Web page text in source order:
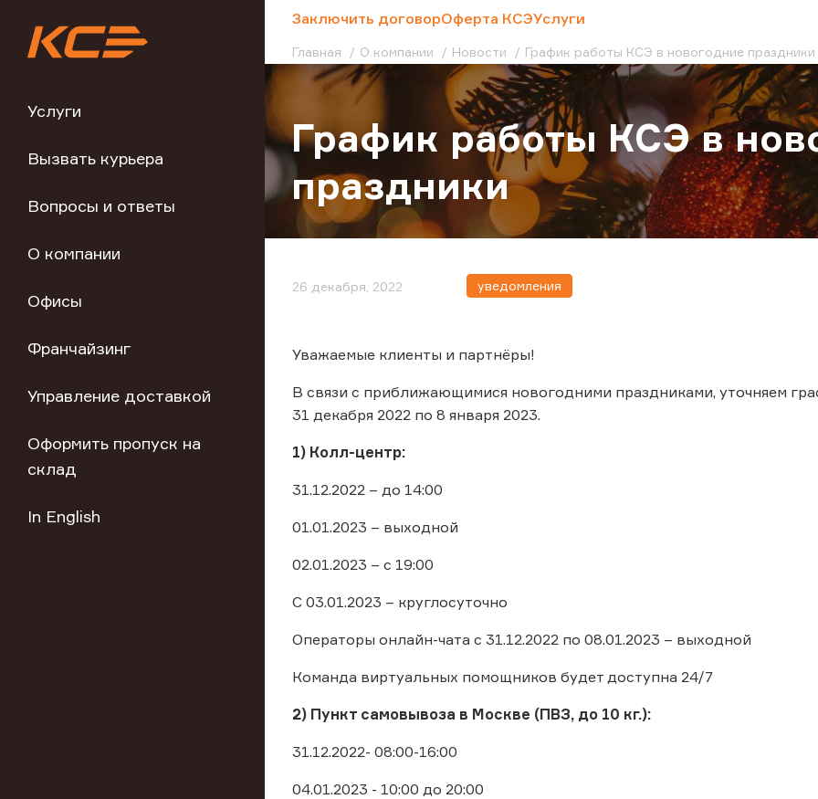
Услуги
Вызвать курьера
Вопросы и ответы
О компании
Офисы
Франчайзинг
Управление доставкой
Оформить пропуск на
склад
In English
Заключить договорОферта КСЭУслуги
Главная О компании Новости График работы КСЭ в новогодние праздники
График работы КСЭ в
праздники
26 декабря, 2022 уведомления
Уважаемые клиенты и партнёры!
В связи с приближающимися новогодними праздниками, уточняем
31 декабря 2022 по 8 января 2023.
1) Колл-центр:
31.12.2022 – до 14:00
01.01.2023 – выходной
02.01.2023 – с 19:00
С 03.01.2023 – круглосуточно
Операторы онлайн-чата с 31.12.2022 по 08.01.2023 – выходной
Команда виртуальных помощников будет доступна 24/7
2) Пункт самовывоза в Москве (ПВЗ, до 10 кг.):
31.12.2022- 08:00-16:00
04.01.2023 - 10:00 до 20:00